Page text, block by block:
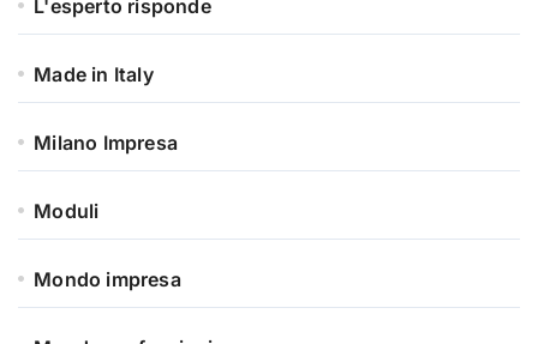
L'esperto risponde
Made in Italy
Milano Impresa
Moduli
Mondo impresa